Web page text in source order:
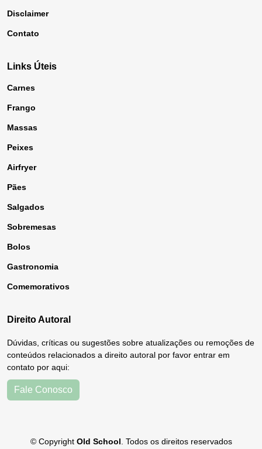
Disclaimer
Contato
Links Úteis
Carnes
Frango
Massas
Peixes
Airfryer
Pães
Salgados
Sobremesas
Bolos
Gastronomia
Comemorativos
Direito Autoral
Dúvidas, críticas ou sugestões sobre atualizações ou remoções de
conteúdos relacionados a direito autoral por favor entrar em
contato por aqui:
Fale Conosco
© Copyright Old School . Todos os direitos reservados